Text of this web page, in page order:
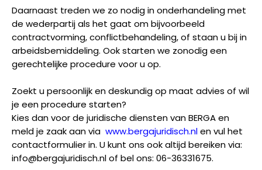
Daarnaast treden we zo nodig in onderhandeling met
de wederpartij als het gaat om bijvoorbeeld
contractvorming, conflictbehandeling, of staan u bij in
arbeidsbemiddeling. Ook starten we zonodig een
gerechtelijke procedure voor u op.
Zoekt u persoonlijk en deskundig op maat advies of wil
je een procedure starten?
Kies dan voor de juridische diensten van BERGA en
meld je zaak aan via www.bergajuridisch.nlen vul het
contactformulier in. U kunt ons ook altijd bereiken via:
info@bergajuridisch.nl of bel ons: 06-36331675.